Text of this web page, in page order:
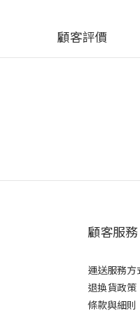
顧客評價
顧客服務
運送服務方
退換貨政策
條款與細則